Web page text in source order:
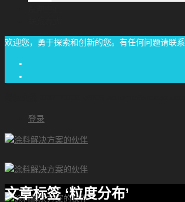
欢迎您，勇于探索和创新的您。有任何问题请联系
登录
首页
文章标签 ‘粒度分布’